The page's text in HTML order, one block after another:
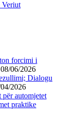
Veriut
forcimi i
08/06/2026
Dialogu
2026
automjetet
praktike